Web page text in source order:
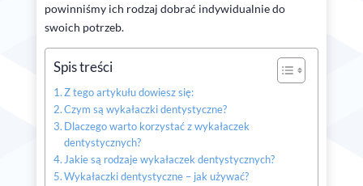
powinniśmy ich rodzaj dobrać indywidualnie do
swoich potrzeb.
Spis treści
Z tego artykułu dowiesz się:
Czym są wykałaczki dentystyczne?
Dlaczego warto korzystać z wykałaczek
dentystycznych?
Jakie są rodzaje wykałaczek dentystycznych?
Wykałaczki dentystyczne – jak używać?